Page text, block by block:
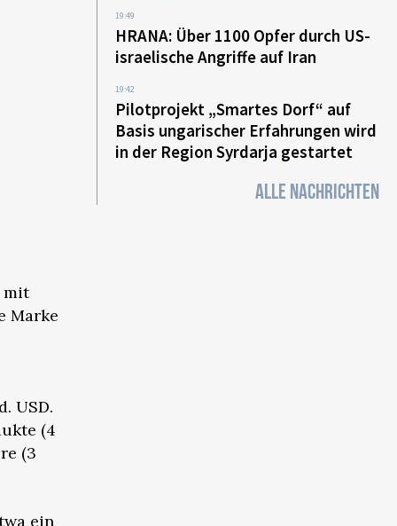
mit
Marke
USD.
(4
(3
ein
19:49
HRANA: Über 1100 Opfer durch US-
israelische Angriffe auf Iran
19:42
Pilotprojekt „Smartes Dorf“ auf
Basis ungarischer Erfahrungen wird
in der Region Syrdarja gestartet
ALLE NACHRICHTEN